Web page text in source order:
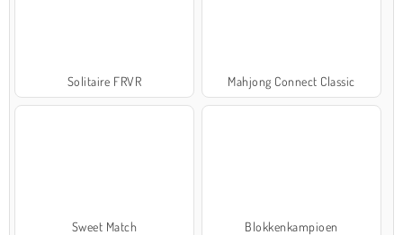
Solitaire FRVR Mahjong Connect Classic
Sweet Match Blokkenkampioen